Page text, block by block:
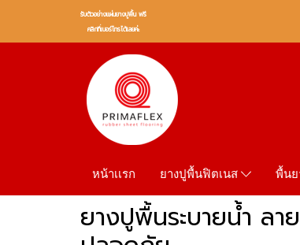
รับตัวอย่างเเผ่นยางปูพื้น ฟรี
คลิกที่เบอร์โทรได้เลยค่ะ
หน้าเเรก ยางปูพื้นฟิตเนส พื้นย
ยางปูพื้นระบายน้ำ ลา